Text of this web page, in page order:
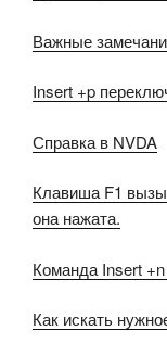
Важные
Insert +p
Справка в NVDA
Клавиша F1
она нажата.
Команда Insert
Как искать